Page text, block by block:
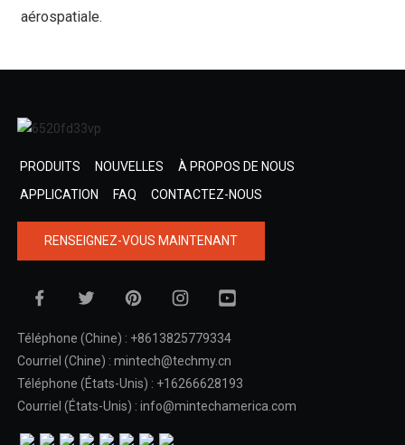
aérospatiale.
PRODUITS NOUVELLES
À PROPOS DE NOUS
APPLICATION
FAQ CONTACTEZ-NOUS
RENSEIGNEZ-VOUS MAINTENANT
Téléphone (Chine) : +8613825779334
Courriel (Chine) : mintech@techmy.cn
Téléphone (États-Unis) : +16266628193
Courriel (États-Unis) : info@mintechamerica.com